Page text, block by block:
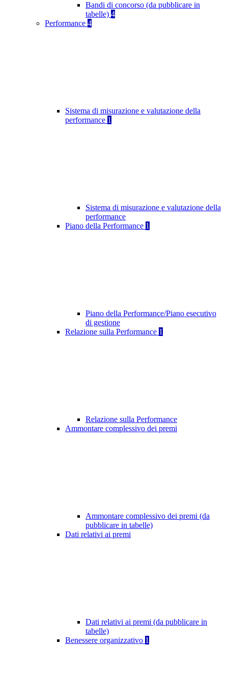
Bandi di concorso (da pubblicare in
tabelle) 4
Performance 4
Sistema di misurazione e valutazione della
performance 1
Sistema di misurazione e valutazione della
performance
Piano della Performance 1
Piano della Performance/Piano esecutivo
di gestione
Relazione sulla Performance 1
Relazione sulla Performance
Ammontare complessivo dei premi
Ammontare complessivo dei premi (da
pubblicare in tabelle)
Dati relativi ai premi
Dati relativi ai premi (da pubblicare in
tabelle)
Benessere organizzativo 1